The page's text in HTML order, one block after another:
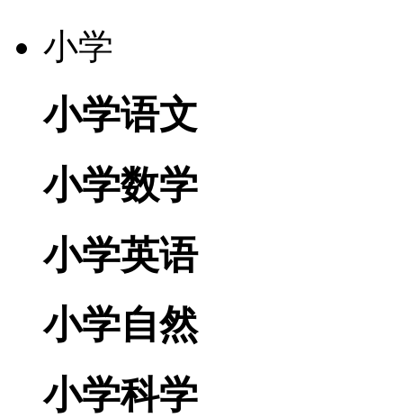
小学
小学语文
小学数学
小学英语
小学自然
小学科学